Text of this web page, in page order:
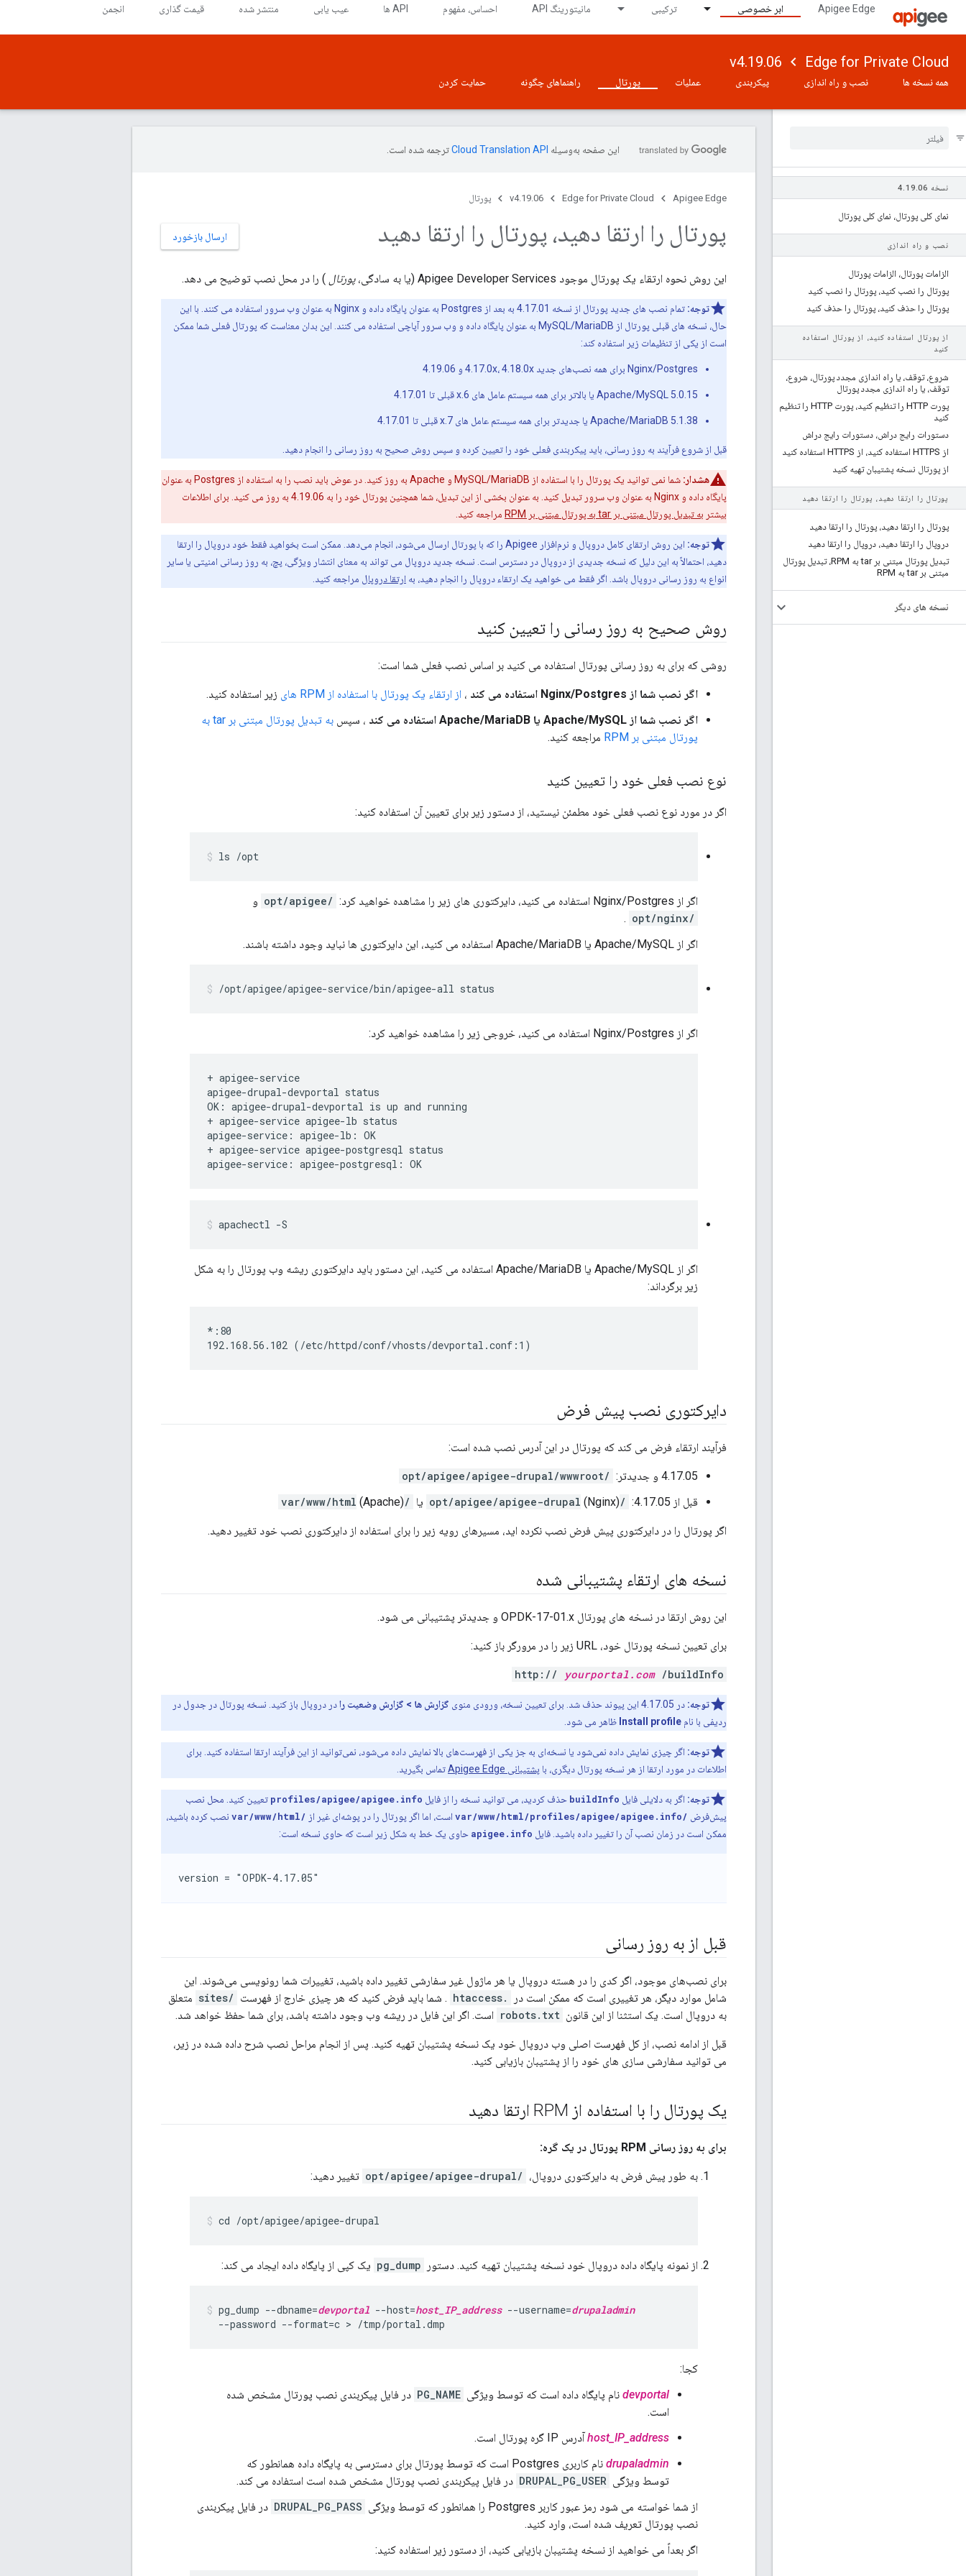
Apigee Edge ابر خصوصی ترکیبی مانیتورینگ API احساس، مفهوم API ها عیب یابی منتشر شده قیمت گذاری انجمن
Edge for Private Cloud
v4.19.06
همه نسخه ها نصب و راه اندازی پیکربندی عملیات پورتال راهنماهای چگونه حمایت کردن
نسخه 4.19.06
نمای کلی پورتال، نمای کلی پورتال
نصب و راه اندازی
الزامات پورتال، الزامات پورتال
پورتال را نصب کنید، پورتال را نصب کنید
پورتال را حذف کنید، پورتال را حذف کنید
از پورتال استفاده کنید، از پورتال استفاده
کنید
شروع، توقف، یا راه اندازی مجدد پورتال، شروع،
توقف، یا راه اندازی مجدد پورتال
پورت HTTP را تنظیم کنید، پورت HTTP را تنظیم
کنید
دستورات رایج دراش، دستورات رایج دراش
از HTTPS استفاده کنید، از HTTPS استفاده کنید
از پورتال نسخه پشتیبان تهیه کنید
پورتال را ارتقا دهید، پورتال را ارتقا دهید
پورتال را ارتقا دهید، پورتال را ارتقا دهید
دروپال را ارتقا دهید، دروپال را ارتقا دهید
تبدیل پورتال مبتنی بر tar به RPM، تبدیل پورتال
مبتنی بر tar به RPM
نسخه های دیگر
این صفحه به‌وسیله ترجمه شده است.
Apigee Edge
Edge for Private Cloud
v4.19.06 پورتال
ارسال بازخورد پورتال را ارتقا دهید، پورتال را ارتقا دهید
این روش نحوه ارتقاء یک پورتال موجود Apigee Developer Services (یا به سادگی، پورتال ) را در محل نصب توضیح می دهد.
توجه:
تمام نصب های جدید پورتال از نسخه 4.17.01 به بعد از Postgres به عنوان پایگاه داده و Nginx به عنوان وب سرور استفاده می کنند. با این
حال، نسخه های قبلی پورتال از MySQL/MariaDB به عنوان پایگاه داده و وب سرور آپاچی استفاده می کنند. این بدان معناست که پورتال فعلی شما ممکن
است از یکی از تنظیمات زیر استفاده کند:
Nginx/Postgres برای همه نصب‌های جدید 4.17.0x، 4.18.0x و 4.19.06
Apache/MySQL 5.0.15 یا بالاتر برای همه سیستم عامل های 6.x قبلی تا 4.17.01
Apache/MariaDB 5.1.38 یا جدیدتر برای همه سیستم عامل های 7.x قبلی تا 4.17.01
قبل از شروع فرآیند به روز رسانی، باید پیکربندی فعلی خود را تعیین کرده و سپس روش صحیح به روز رسانی را انجام دهید.
هشدار:
شما نمی توانید یک پورتال را با استفاده از MySQL/MariaDB و Apache به روز کنید. در عوض باید نصب را به استفاده از Postgres به عنوان
پایگاه داده و Nginx به عنوان وب سرور تبدیل کنید. به عنوان بخشی از این تبدیل، شما همچنین پورتال خود را به 4.19.06 به روز می کنید. برای اطلاعات
بیشتر به تبدیل پورتال مبتنی بر tar به پورتال مبتنی بر RPM مراجعه کنید.
توجه:
این روش ارتقای کامل دروپال و نرم‌افزار Apigee را که با پورتال ارسال می‌شود، انجام می‌دهد. ممکن است بخواهید فقط خود دروپال را ارتقا
دهید، احتمالاً به این دلیل که نسخه جدیدی از دروپال در دسترس است. نسخه جدید دروپال می تواند به معنای انتشار ویژگی، پچ، به روز رسانی امنیتی یا سایر
انواع به روز رسانی دروپال باشد. اگر فقط می خواهید یک ارتقاء دروپال را انجام دهید، به ارتقا دروپال مراجعه کنید.
روش صحیح به روز رسانی را تعیین کنید
روشی که برای به روز رسانی پورتال استفاده می کنید بر اساس نصب فعلی شما است:
اگر نصب شما از Nginx/Postgres استفاده می کند ، از ارتقاء یک پورتال با استفاده از RPM های
زیر استفاده کنید.
اگر نصب شما از Apache/MySQL یا Apache/MariaDB استفاده می کند
، سپس
به تبدیل پورتال مبتنی بر tar به
پورتال مبتنی بر RPM
مراجعه کنید.
نوع نصب فعلی خود را تعیین کنید
اگر در مورد نوع نصب فعلی خود مطمئن نیستید، از دستور زیر برای تعیین آن استفاده کنید:
ls /opt
اگر از Nginx/Postgres استفاده می کنید، دایرکتوری های زیر را مشاهده خواهید کرد: /opt/apigee
و
/opt/nginx
.
اگر از Apache/MySQL یا Apache/MariaDB استفاده می کنید، این دایرکتوری ها نباید وجود داشته باشند.
/opt/apigee/apigee-service/bin/apigee-all status
اگر از Nginx/Postgres استفاده می کنید، خروجی زیر را مشاهده خواهید کرد:
+ apigee-service
apigee-drupal-devportal status
OK: apigee-drupal-devportal is up and running
+ apigee-service apigee-lb status
apigee-service: apigee-lb: OK
+ apigee-service apigee-postgresql status
apigee-service: apigee-postgresql: OK
apachectl -S
اگر از Apache/MySQL یا Apache/MariaDB استفاده می کنید، این دستور باید دایرکتوری ریشه وب پورتال را به شکل
زیر برگرداند:
*:80
192.168.56.102 (/etc/httpd/conf/vhosts/devportal.conf:1)
دایرکتوری نصب پیش فرض
فرآیند ارتقاء فرض می کند که پورتال در این آدرس نصب شده است:
4.17.05 و جدیدتر:
/opt/apigee/apigee-drupal/wwwroot
قبل از 4.17.05:
/opt/apigee/apigee-drupal(Nginx) یا /var/www/html
(Apache)
اگر پورتال را در دایرکتوری پیش فرض نصب نکرده اید، مسیرهای رویه زیر را برای استفاده از دایرکتوری نصب خود تغییر دهید.
نسخه های ارتقاء پشتیبانی شده
این روش ارتقا در نسخه های پورتال OPDK-17-01.x و جدیدتر پشتیبانی می شود.
برای تعیین نسخه پورتال خود، URL زیر را در مرورگر باز کنید:
http:// yourportal.com/buildInfo
توجه: در 4.17.05 این پیوند حذف شد. برای تعیین نسخه، ورودی منوی گزارش ها > گزارش وضعیت رادر دروپال باز کنید. نسخه پورتال در جدول در
ردیفی با نام Install profile ظاهر می شود.
توجه: اگر چیزی نمایش داده نمی‌شود یا نسخه‌ای به جز یکی از فهرست‌های بالا نمایش داده می‌شود، نمی‌توانید از این فرآیند ارتقا استفاده کنید. برای
اطلاعات در مورد ارتقا از هر نسخه پورتال دیگری، با پشتیبانی Apigee Edge تماس بگیرید.
توجه: اگر به دلایلی فایل buildInfo حذف کردید، می توانید نسخه را از فایل profiles/apigee/apigee.info تعیین کنید. محل نصب
پیش‌فرض /var/www/html/profiles/apigee/apigee.info است، اما اگر پورتال را در پوشه‌ای غیر از /var/www/html
نصب کرده باشید،
ممکن است در زمان نصب آن را تغییر داده باشید. فایل apigee.info حاوی یک خط به شکل زیر است که حاوی نسخه است:
version = "OPDK-4.17.05"
قبل از به روز رسانی
برای نصب‌های موجود، اگر کدی را در هسته دروپال یا هر ماژول غیر سفارشی تغییر داده باشید، تغییرات شما رونویسی می‌شوند. این
شامل موارد دیگر، هر تغییری است که ممکن است در
.htaccess . شما باید فرض کنید که هر چیزی خارج از فهرست /sites
متعلق
به دروپال است. یک استثنا از این قانون robots.txt است. اگر این فایل در ریشه وب وجود داشته باشد، برای شما حفظ خواهد شد.
قبل از ادامه نصب، از کل فهرست اصلی وب دروپال خود یک نسخه پشتیبان تهیه کنید. پس از انجام مراحل نصب شرح داده شده در زیر،
می توانید سفارشی سازی های خود را از پشتیبان بازیابی کنید.
یک پورتال را با استفاده از RPM ارتقا دهید
برای به روز رسانی RPM پورتال در یک گره:
به طور پیش فرض به دایرکتوری دروپال، /opt/apigee/apigee-drupal تغییر دهید:
cd /opt/apigee/apigee-drupal
از نمونه پایگاه داده دروپال خود نسخه پشتیبان تهیه کنید. دستور pg_dump یک کپی از پایگاه داده ایجاد می کند:
pg_dump --dbname=devportal --host=host_IP_address --username=drupaladmin
  --password --format=c > /tmp/portal.dmp
کجا:
devportal نام پایگاه داده است که توسط ویژگی PG_NAME در فایل پیکربندی نصب پورتال مشخص شده
است.
host_IP_addressآدرس IP گره پورتال است.
drupaladmin
نام کاربری Postgres است که توسط پورتال برای دسترسی به پایگاه داده همانطور که
توسط ویژگی DRUPAL_PG_USER در فایل پیکربندی نصب پورتال مشخص شده است استفاده می کند.
از شما خواسته می شود رمز عبور کاربر Postgres را همانطور که توسط ویژگی
DRUPAL_PG_PASS در فایل پیکربندی
نصب پورتال تعریف شده است، وارد کنید.
اگر بعداً می خواهید از نسخه پشتیبان بازیابی کنید، از دستور زیر استفاده کنید: